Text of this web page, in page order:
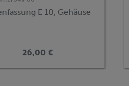
E 10, Gehäuse
26,00 €